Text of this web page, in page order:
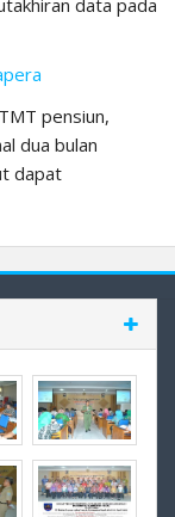
pensiun,
dua bulan
dapat